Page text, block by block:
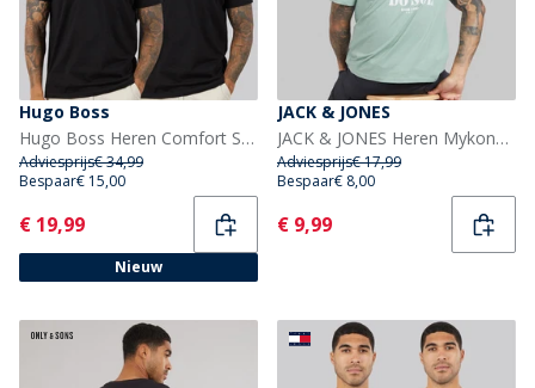
Hugo Boss
Hugo Boss Heren Comfort Set van 2 T-shirts Zwart
Adviesprijs€ 34,99
Bespaar€ 15,00
Current
€ 19,99
Nieuw
JACK & JONES
JACK & JONES Heren Mykonos Back T-shirts Groen
Adviesprijs€ 17,99
Bespaar€ 8,00
Current
€ 9,99